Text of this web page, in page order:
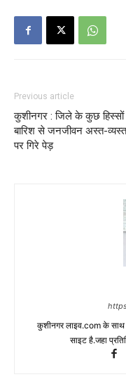
Previous article
कुशीनगर : जिले के कुछ
बारिश से जनजीवन अस्त-
पर गिरे पेड़
कुशीनगर लाइव.com के साथ
साइट है.जहा